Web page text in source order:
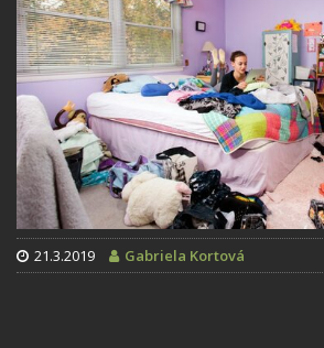
21.3.2019 Gabriela Kortová